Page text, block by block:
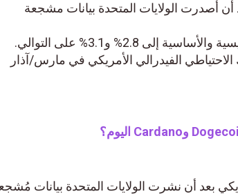
فوق 84000 دولار بعد أن أصدرت الولايات المتحدة بيانات مشجعة
و3.1% على التوالي.
الفيدرالي الأمريكي في مارس/آذار
اليوم إلى 83,500 دولار أمريكي بعد أن نشرت الولايات المتحدة بيانات مُشجعة